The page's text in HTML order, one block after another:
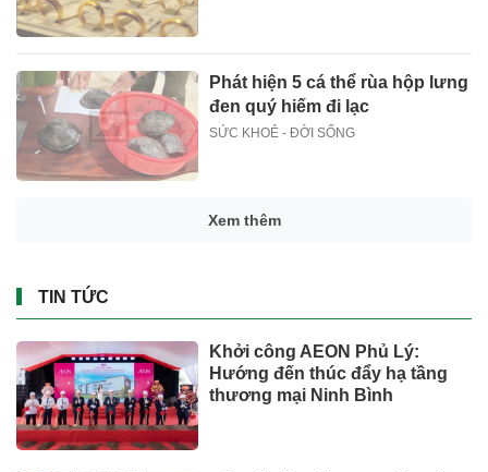
Phát hiện 5 cá thể rùa hộp lưng
đen quý hiếm đi lạc
SỨC KHOẺ - ĐỜI SỐNG
Xem thêm
TIN TỨC
Khởi công AEON Phủ Lý:
Hướng đến thúc đẩy hạ tầng
thương mại Ninh Bình